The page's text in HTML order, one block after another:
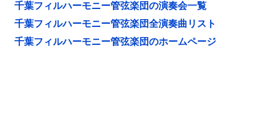
千葉フィルハーモニー管弦楽団の演奏会一覧
千葉フィルハーモニー管弦楽団全演奏曲リスト
千葉フィルハーモニー管弦楽団のホームページ